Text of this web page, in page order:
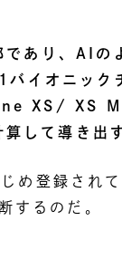
あり、AIの
イオニック
XS/ XS
して導き出
め登録され
するのだ。